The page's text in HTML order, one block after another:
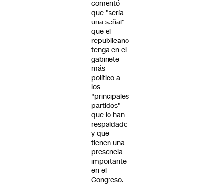
comentó
que "sería
una señal"
que el
republicano
tenga en el
gabinete
más
político a
los
"principales
partidos"
que lo han
respaldado
y que
tienen una
presencia
importante
en el
Congreso.